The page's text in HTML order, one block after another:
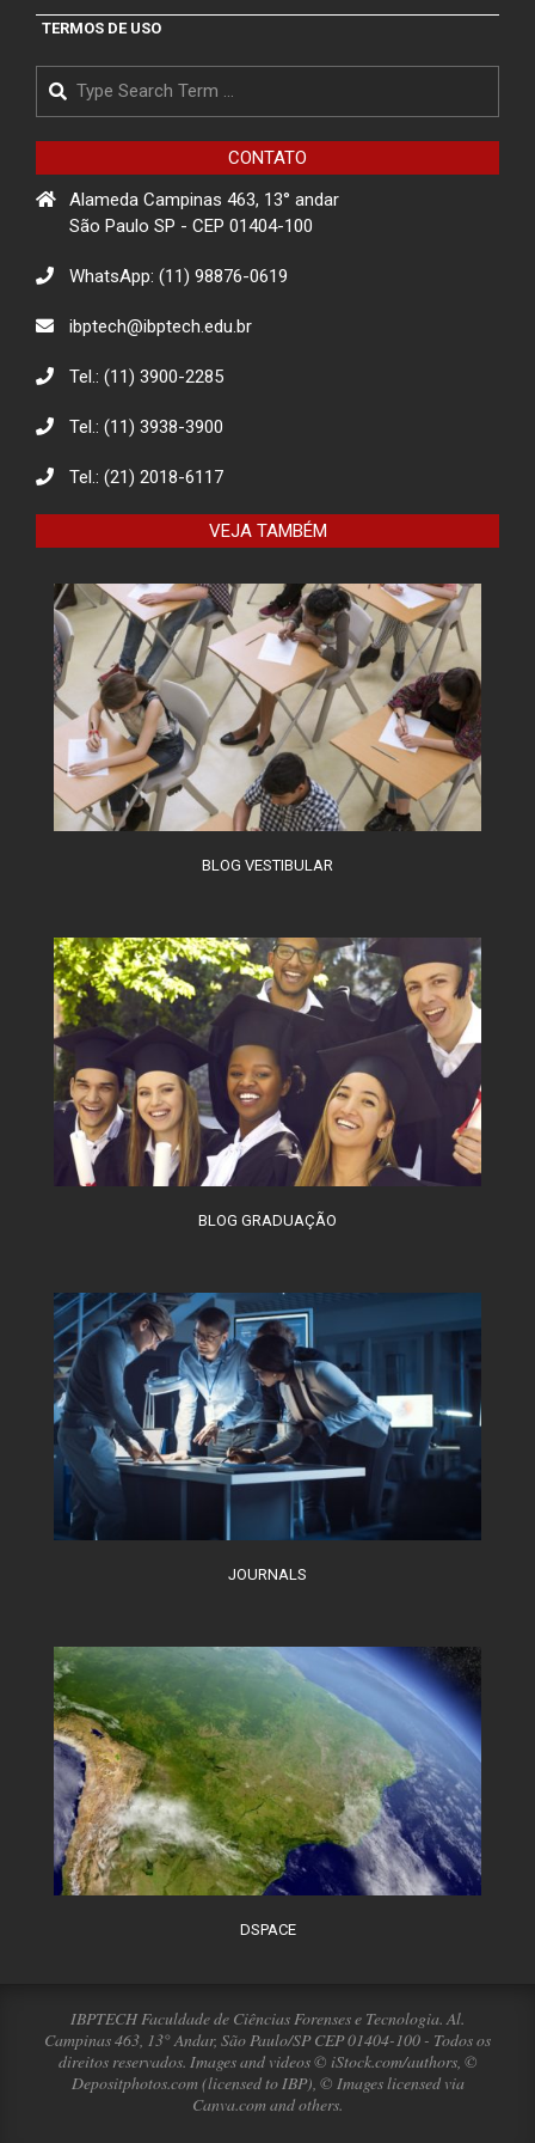
Matarazzo
Projeto de Conscientização sobre
golpes para idosos impacta a
Projeto Rua
Descarte Sustentável de Pilhas e
Baterias
Eco Eletrônicos: Promovendo a
Responsável
O combate à desinformação na
TERMOS DE USO
CONTATO
Alameda Campinas 463, 13° andar
São Paulo SP - CEP 01404-100
WhatsApp: (11) 98876-0619
ibptech@ibptech.edu.br
Tel.: (11) 3900-2285
Tel.: (11) 3938-3900
Tel.: (21) 2018-6117
VEJA TAMBÉM
BLOG VESTIBULAR
BLOG GRADUAÇÃO
JOURNALS
DSPACE
IBPTECH Faculdade de Ciências Forenses e Tecnologia. Al.
Campinas 463, 13° Andar, São Paulo/SP CEP 01404-100 - Todos os
direitos reservados. Images and videos © iStock.com/authors, ©
Depositphotos.com (licensed to IBP), © Images licensed via
Canva.com and others.